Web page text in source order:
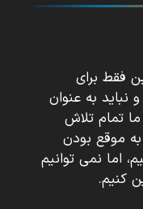
فقط برای
به عنوان
تمام تلاش
موقع بودن
اما نمی توانیم
کنیم.